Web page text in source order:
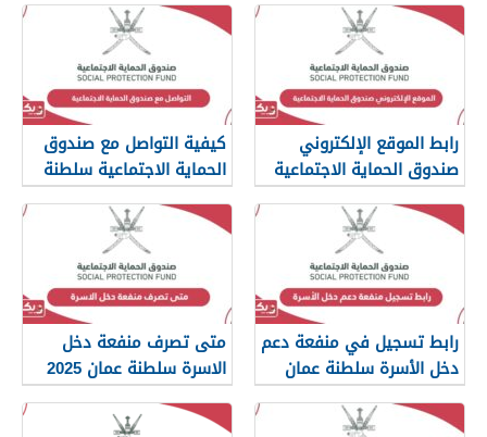
رابط الموقع الإلكتروني
صندوق الحماية الاجتماعية
كيفية التواصل مع صندوق
الحماية الاجتماعية سلطنة
عمان
رابط تسجيل في منفعة دعم
دخل الأسرة سلطنة عمان
متى تصرف منفعة دخل
الاسرة سلطنة عمان 2025